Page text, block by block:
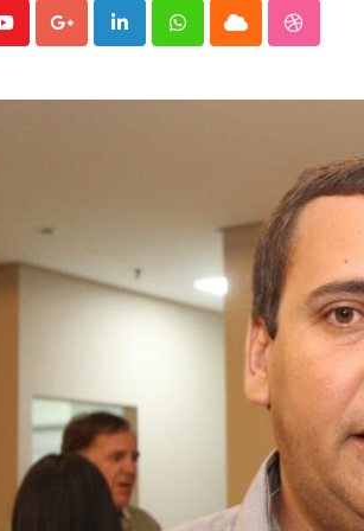
YoutubeGoogle+LinkedInWhatsappCloud